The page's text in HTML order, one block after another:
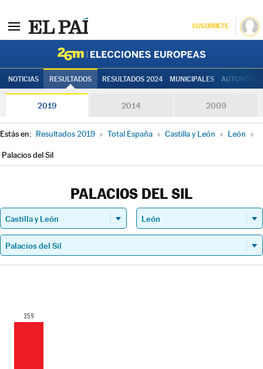
SUSCRÍBETE
NOTICIAS RESULTADOS RESULTADOS 2024 MUNICIPALES
2019 2014 2009
Estás en: Resultados 2019 » Total España » Castilla y León » León »
Palacios del Sil
PALACIOS DEL SIL
359